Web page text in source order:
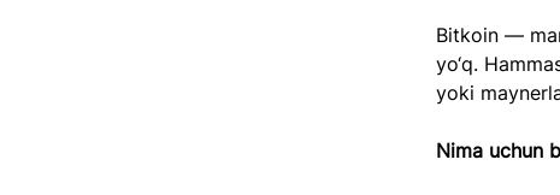
Bitkoin —
yo‘q.
yoki
Nima uchun